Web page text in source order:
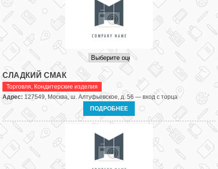
СЛАДКИЙ СМАК
Торговля, Кондитерские изделия
Адрес: 127549, Москва, ш. Алтуфьевское, д. 56 — вход с торца
ПОДРОБНЕЕ